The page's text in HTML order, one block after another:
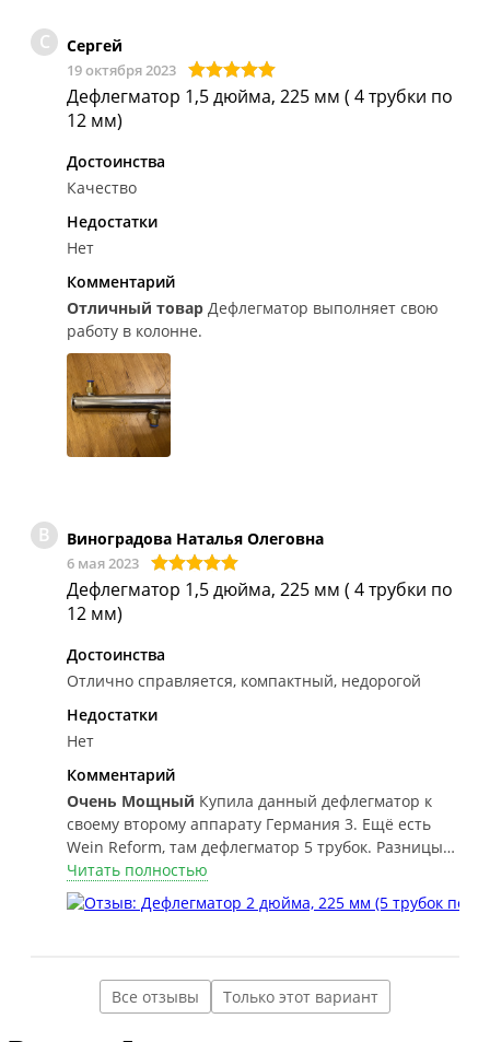
С Сергей
19 октября 2023
Дефлегматор 1,5 дюйма, 225 мм ( 4 трубки по
12 мм)
Достоинства
Качество
Недостатки
Нет
Комментарий
Отличный товар Дефлегматор выполняет свою
работу в колонне.
В Виноградова Наталья Олеговна
6 мая 2023
Дефлегматор 1,5 дюйма, 225 мм ( 4 трубки по
12 мм)
Достоинства
Отлично справляется, компактный, недорогой
Недостатки
Нет
Комментарий
Очень Мощный Купила данный дефлегматор к
своему второму аппарату Германия 3. Ещё есть
Wein Reform, там дефлегматор 5 трубок. Разницы
между ними не заметила, но этот более
компактный. Нравится.
Читать полностью
Все отзывы Только этот вариант